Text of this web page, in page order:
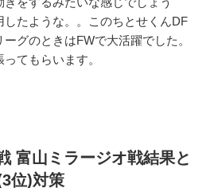
たような。。このちとせくんDF
グのときはFWで大活躍でした。
てもらいます。
富山ミラージオ戦結果と
位)対策